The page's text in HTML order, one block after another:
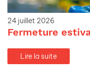
24 juillet 2026
Fermeture
Lire la suite